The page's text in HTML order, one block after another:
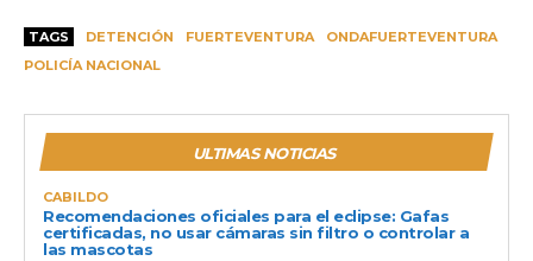
TAGS DETENCIÓN FUERTEVENTURA
ONDAFUERTEVENTURA
POLICÍA NACIONAL
ULTIMAS NOTICIAS
CABILDO
Recomendaciones oficiales para el eclipse: Gafas
certificadas, no usar cámaras sin filtro o controlar a
las mascotas